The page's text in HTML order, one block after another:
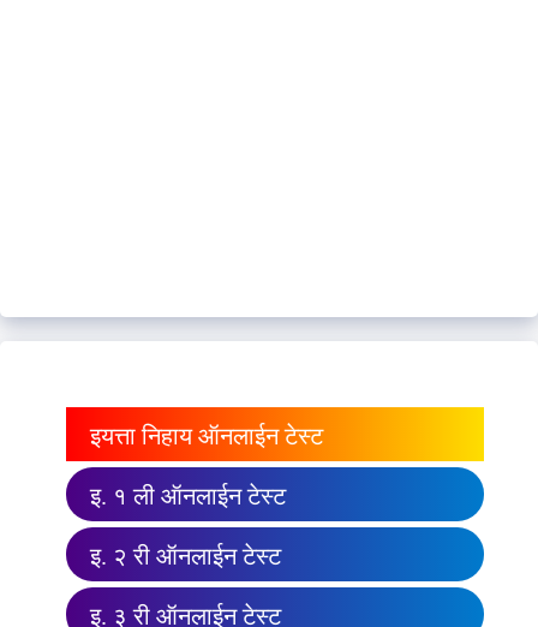
इयत्ता निहाय ऑनलाईन टेस्ट
इ. १ ली ऑनलाईन टेस्ट
इ. २ री ऑनलाईन टेस्ट
इ. ३ री ऑनलाईन टेस्ट